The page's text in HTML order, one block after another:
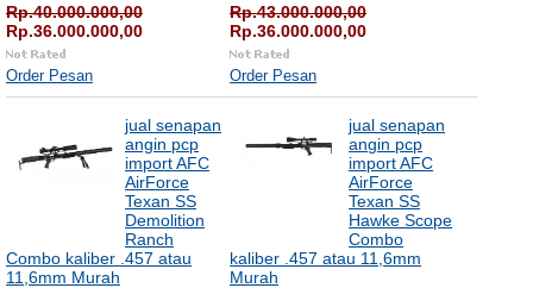
Rp.40.000.000,00
Rp.36.000.000,00
Order Pesan
Rp.43.000.000,00
Rp.36.000.000,00
Order Pesan
jual senapan
angin pcp
import AFC
AirForce
Texan SS
Demolition
Ranch
Combo kaliber .457 atau
11,6mm Murah
jual senapan
angin pcp
import AFC
AirForce
Texan SS
Hawke Scope
Combo
kaliber .457 atau 11,6mm
Murah